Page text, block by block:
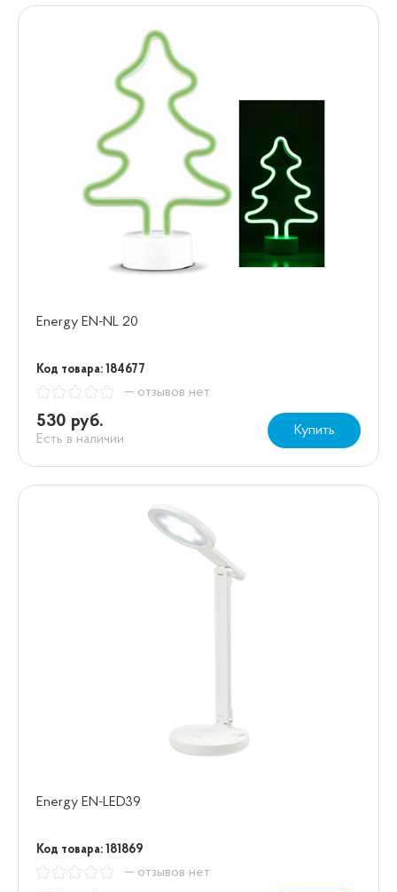
Energy EN-NL 20
Код товара: 184677
— отзывов нет
530 руб.
Есть в наличии
Купить
Energy EN-LED39
Код товара: 181869
— отзывов нет